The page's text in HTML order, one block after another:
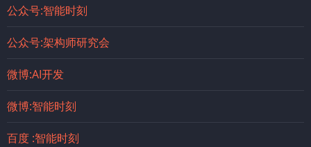
公众号:智能时刻
公众号:架构师研究会
微博:AI开发
微博:智能时刻
百度 :智能时刻